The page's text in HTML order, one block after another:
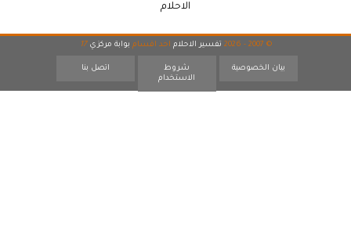
الاحلام
© 2007 - 2026 تفسير الاحلام احد اقسام بوابة مركزي 17
بيان الخصوصية
شروط
الاستخدام
اتصل بنا